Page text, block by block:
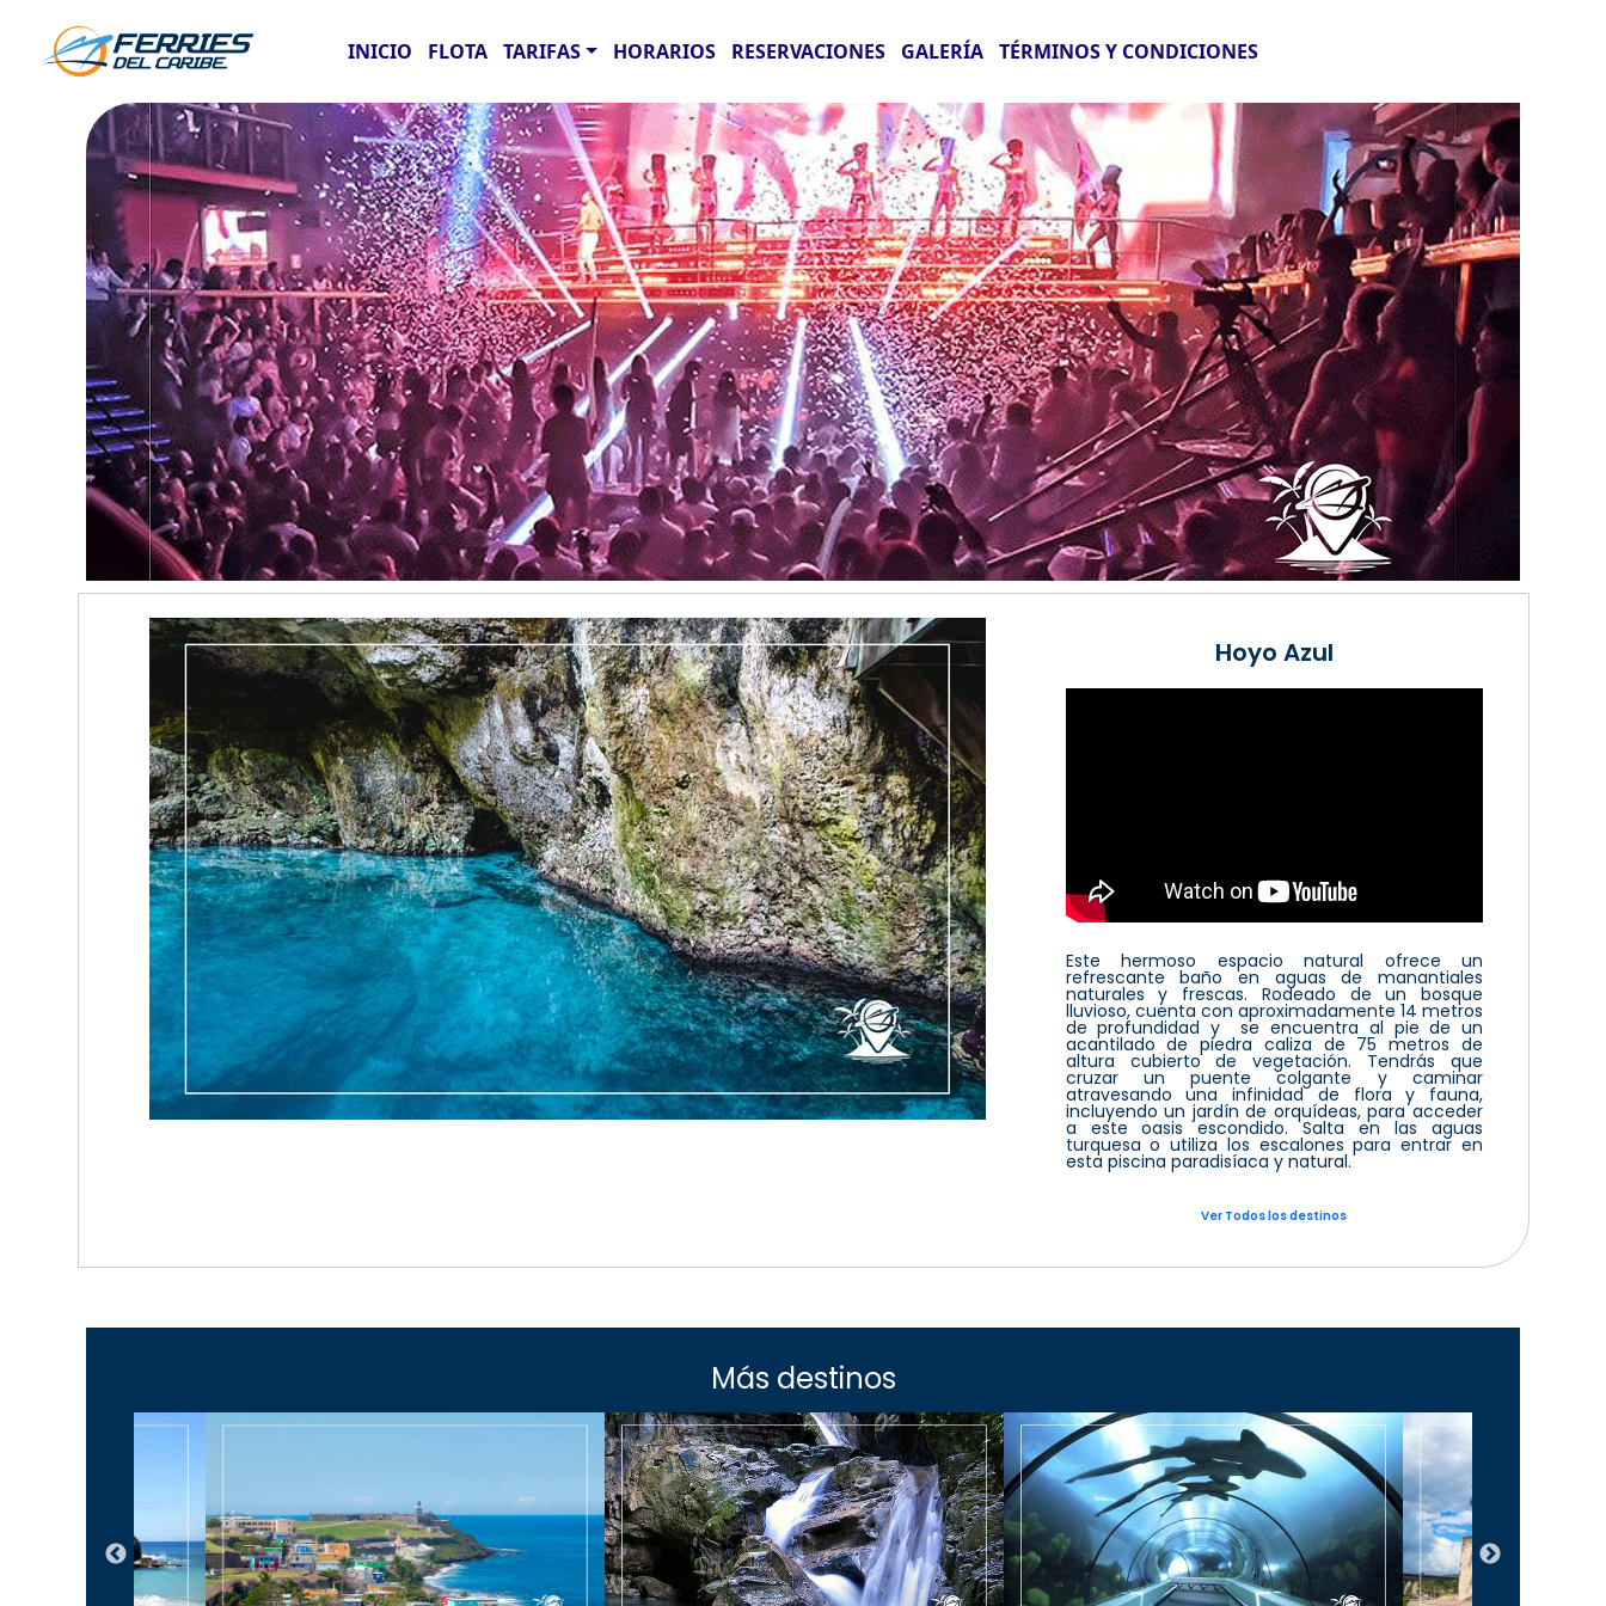
INICIO FLOTA TARIFAS HORARIOS RESERVACIONES GALERÍA TÉRMINOS Y CONDICIONES
Hoyo Azul
Este hermoso espacio natural ofrece un
refrescante baño en aguas de manantiales
naturales y frescas. Rodeado de un bosque
lluvioso, cuenta con aproximadamente 14 metros
de profundidad y se encuentra al pie de un
acantilado de piedra caliza de 75 metros de
altura cubierto de vegetación. Tendrás que
cruzar un puente colgante y caminar
atravesando una infinidad de flora y fauna,
incluyendo un jardín de orquídeas, para acceder
a este oasis escondido. Salta en las aguas
turquesa o utiliza los escalones para entrar en
esta piscina paradisíaca y natural.
Ver Todos los destinos
Más destinos